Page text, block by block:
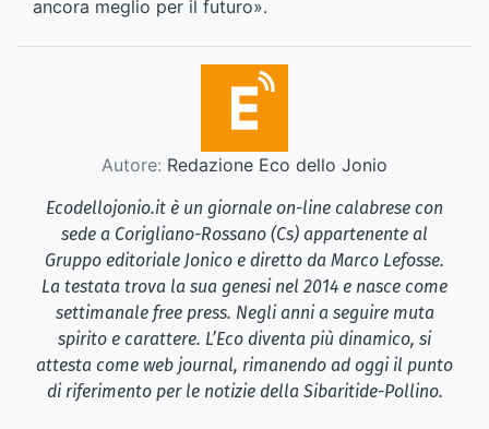
ancora meglio per il futuro».
Autore: Redazione Eco dello Jonio
Ecodellojonio.it è un giornale on-line calabrese con
sede a Corigliano-Rossano (Cs) appartenente al
Gruppo editoriale Jonico e diretto da Marco Lefosse.
La testata trova la sua genesi nel 2014 e nasce come
settimanale free press. Negli anni a seguire muta
spirito e carattere. L’Eco diventa più dinamico, si
attesta come web journal, rimanendo ad oggi il punto
di riferimento per le notizie della Sibaritide-Pollino.